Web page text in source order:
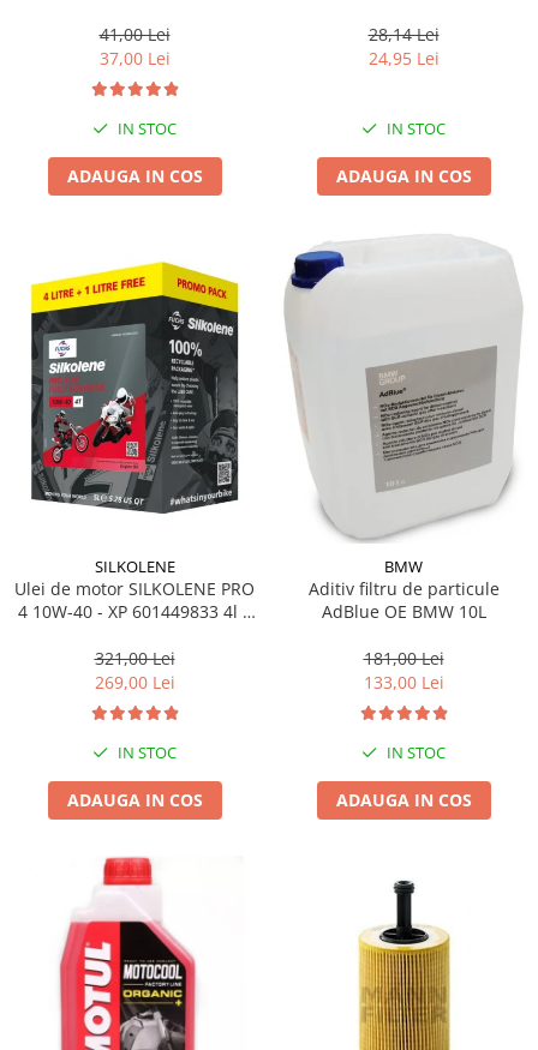
41,00 Lei
37,00 Lei
IN STOC
ADAUGA IN COS
28,14 Lei
24,95 Lei
IN STOC
ADAUGA IN COS
SILKOLENE
Ulei de motor SILKOLENE PRO
4 10W-40 - XP 601449833 4l +
321,00 Lei
269,00 Lei
IN STOC
ADAUGA IN COS
BMW
Aditiv filtru de particule
AdBlue OE BMW 10L
181,00 Lei
133,00 Lei
IN STOC
ADAUGA IN COS